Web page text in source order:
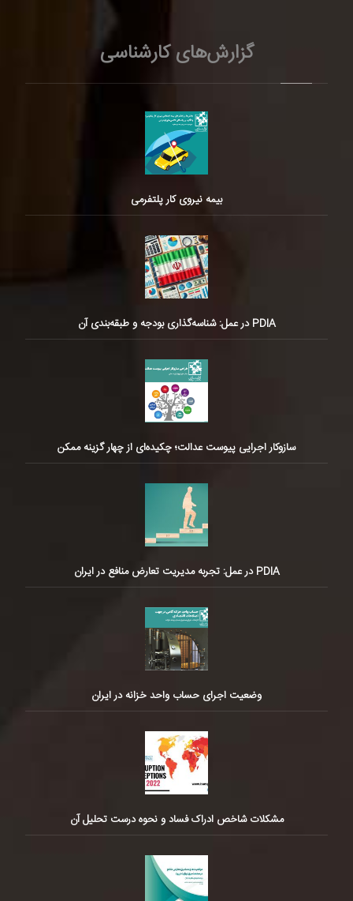
گزارش‌های کارشناسی
بیمه نیروی کار پلتفرمی
PDIA در عمل: شناسه‌گذاری بودجه و طبقه‌بندی آن
سازوکار اجرایی پیوست عدالت؛ چکیده‌ای از چهار گزینه ممکن
PDIA در عمل: تجربه مدیریت تعارض منافع در ایران
وضعیت اجرای حساب واحد خزانه در ایران
مشکلات شاخص ادراک فساد و نحوه درست تحلیل آن